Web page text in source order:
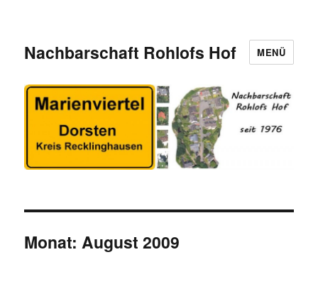
Nachbarschaft Rohlofs Hof MENÜ
Monat:August 2009